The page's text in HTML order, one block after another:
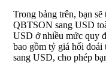
Trong bảng trên, bạn
QBTSON sang USD
USD ở nhiều mức quy
bao gồm tỷ giá hối
sang USD, cho phép